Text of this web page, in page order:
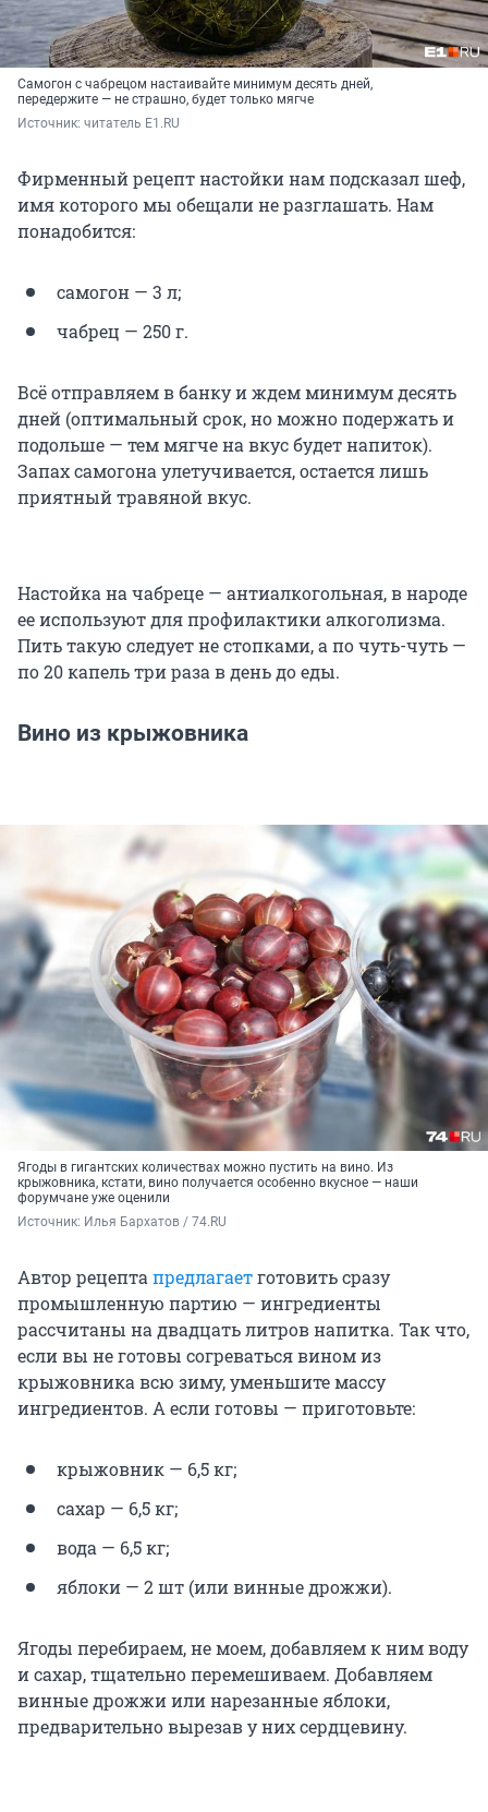
Самогон с чабрецом настаивайте минимум десять дней,
передержите — не страшно, будет только мягче
Источник: читатель E1.RU
Фирменный рецепт настойки нам подсказал шеф,
имя которого мы обещали не разглашать. Нам
понадобится:
самогон — 3 л;
чабрец — 250 г.
Всё отправляем в банку и ждем минимум десять
дней (оптимальный срок, но можно подержать и
подольше — тем мягче на вкус будет напиток).
Запах самогона улетучивается, остается лишь
приятный травяной вкус.
Настойка на чабреце — антиалкогольная, в народе
ее используют для профилактики алкоголизма.
Пить такую следует не стопками, а по чуть-чуть —
по 20 капель три раза в день до еды.
Вино из крыжовника
Ягоды в гигантских количествах можно пустить на вино. Из
крыжовника, кстати, вино получается особенно вкусное — наши
форумчане уже оценили
Источник: Илья Бархатов / 74.RU
Автор рецепта предлагаетготовить сразу
промышленную партию — ингредиенты
рассчитаны на двадцать литров напитка. Так что,
если вы не готовы согреваться вином из
крыжовника всю зиму, уменьшите массу
ингредиентов. А если готовы — приготовьте:
крыжовник — 6,5 кг;
сахар — 6,5 кг;
вода — 6,5 кг;
яблоки — 2 шт (или винные дрожжи).
Ягоды перебираем, не моем, добавляем к ним воду
и сахар, тщательно перемешиваем. Добавляем
винные дрожжи или нарезанные яблоки,
предварительно вырезав у них сердцевину.